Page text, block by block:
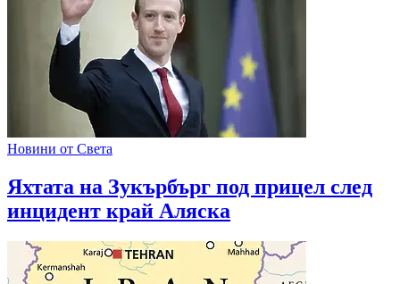
Новини от Света
Яхтата на Зукърбърг под прицел след
инцидент край Аляска